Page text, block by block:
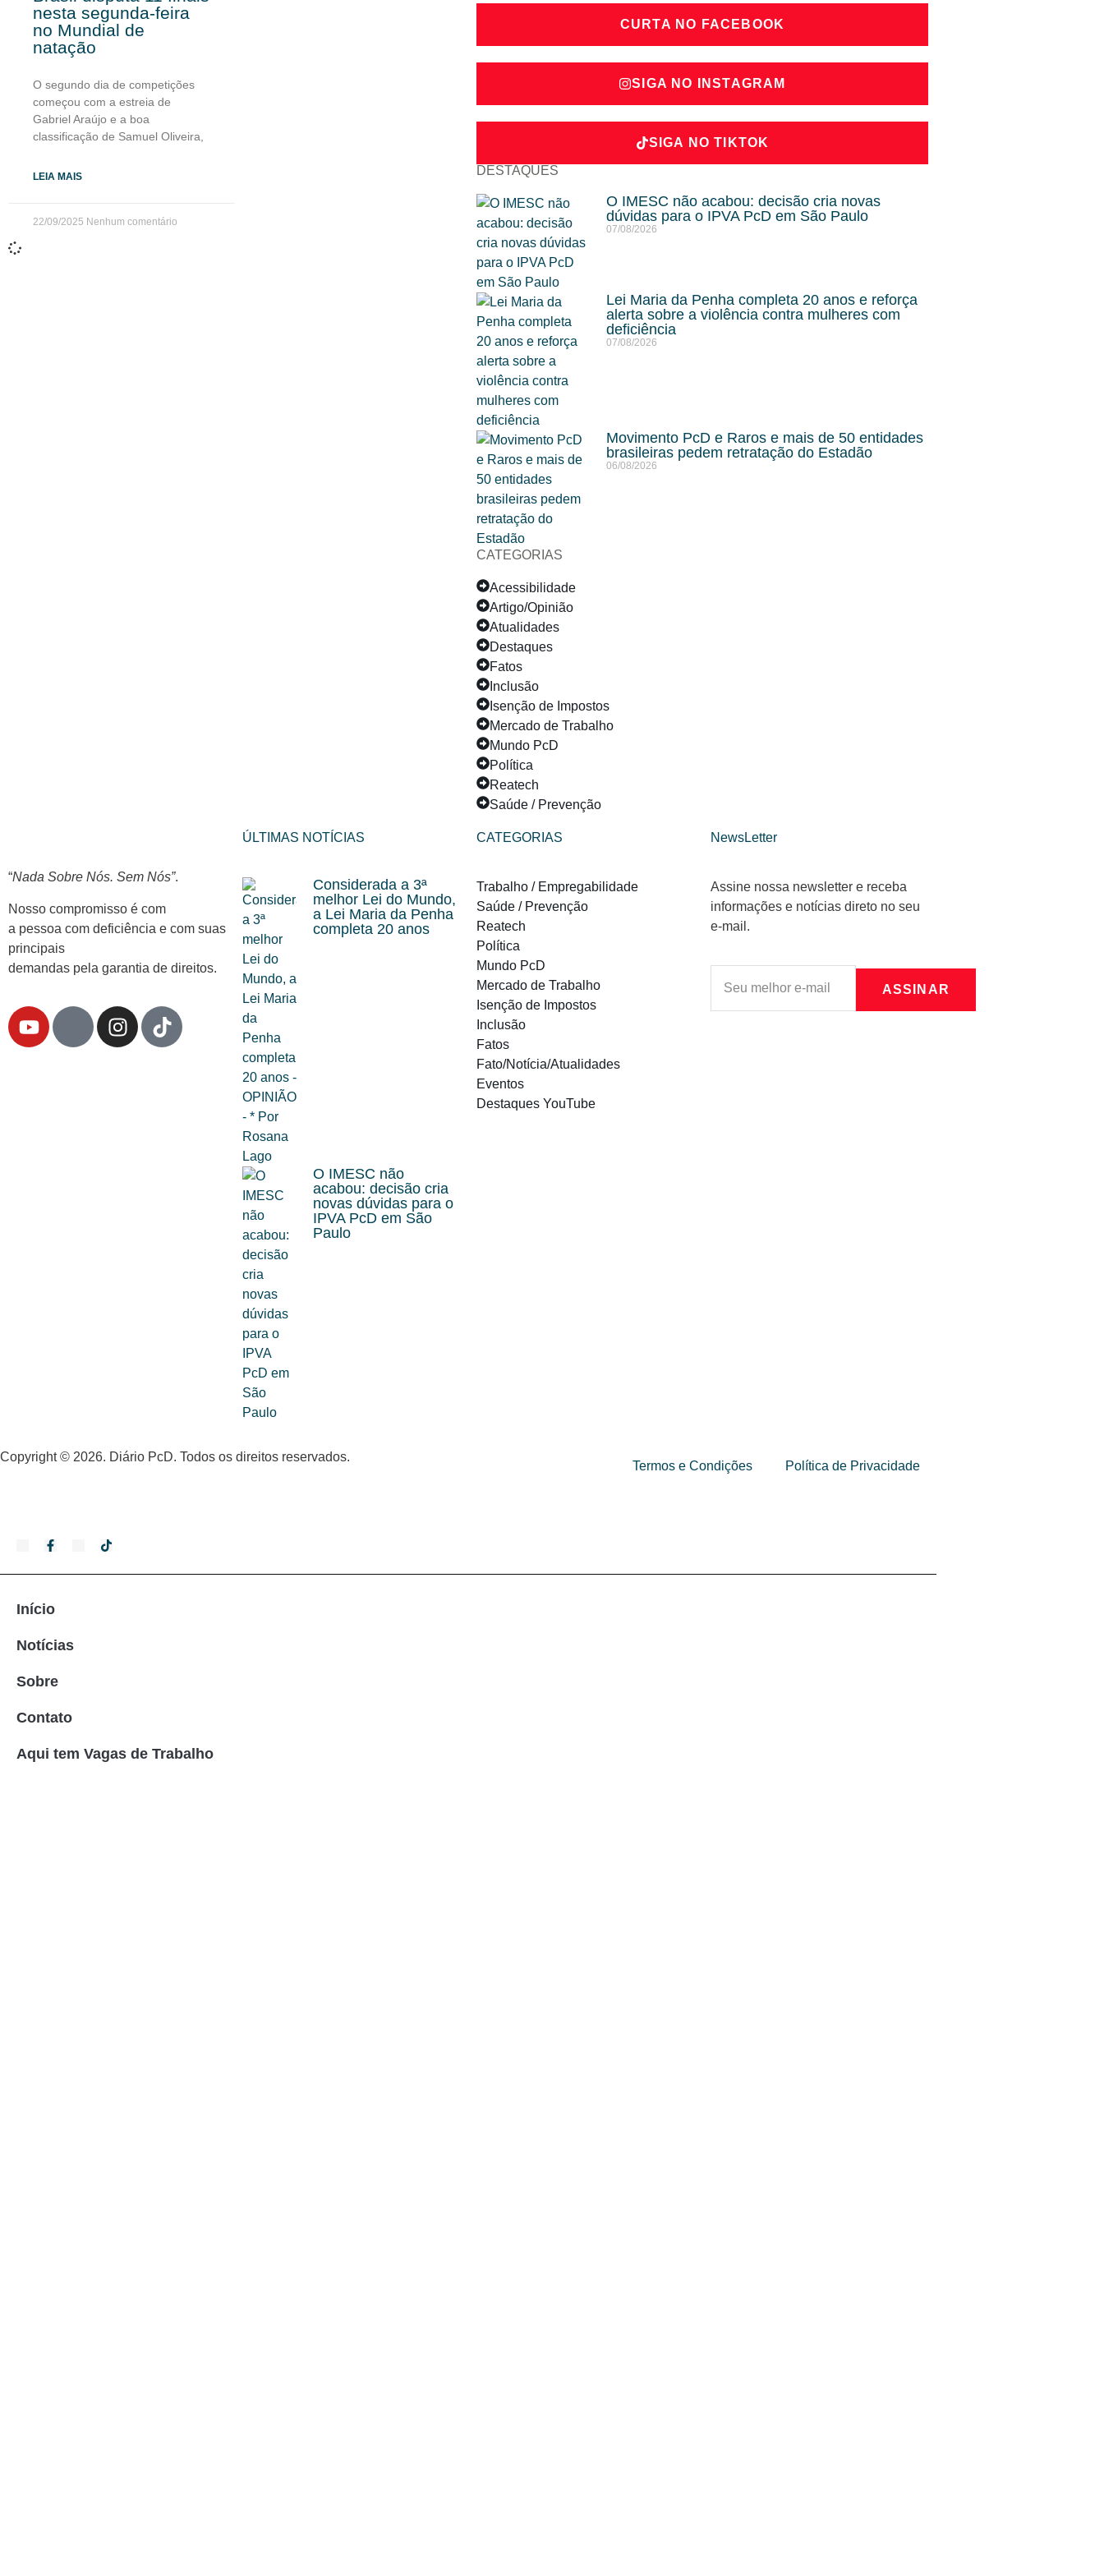
nesta segunda-feira
no Mundial de
natação
O segundo dia de competições
começou com a estreia de
Gabriel Araújo e a boa
classificação de Samuel Oliveira,
LEIA MAIS
22/09/2025 Nenhum comentário
CURTA NO FACEBOOK
SIGA NO INSTAGRAM
SIGA NO TIKTOK
DESTAQUES
O IMESC não acabou: decisão cria novas
dúvidas para o IPVA PcD em São Paulo
07/08/2026
Lei Maria da Penha completa 20 anos e reforça
alerta sobre a violência contra mulheres com
deficiência
07/08/2026
Movimento PcD e Raros e mais de 50 entidades
brasileiras pedem retratação do Estadão
06/08/2026
CATEGORIAS
Acessibilidade
Artigo/Opinião
Atualidades
Destaques
Fatos
Inclusão
Isenção de Impostos
Mercado de Trabalho
Mundo PcD
Política
Reatech
Saúde / Prevenção
“Nada Sobre Nós. Sem Nós”.
Nosso compromisso é com
a pessoa com deficiência e com suas
principais
demandas pela garantia de direitos.
ÚLTIMAS NOTÍCIAS
Considerada a 3ª
melhor Lei do Mundo,
a Lei Maria da Penha
completa 20 anos
O IMESC não
acabou: decisão cria
novas dúvidas para o
IPVA PcD em São
Paulo
CATEGORIAS
Trabalho / Empregabilidade
Saúde / Prevenção
Reatech
Política
Mundo PcD
Mercado de Trabalho
Isenção de Impostos
Inclusão
Fatos
Fato/Notícia/Atualidades
Eventos
Destaques YouTube
NewsLetter
Assine nossa newsletter e receba
informações e notícias direto no seu
e-mail.
ASSINAR
Copyright © 2026. Diário PcD. Todos os direitos reservados.
Termos e Condições Política de Privacidade
Início
Notícias
Sobre
Contato
Aqui tem Vagas de Trabalho